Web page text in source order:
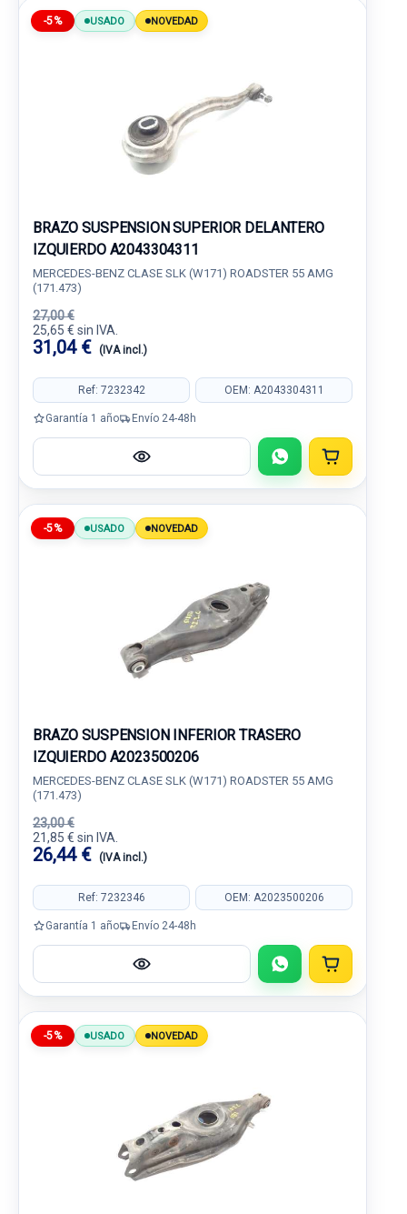
-5% USADO NOVEDAD
BRAZO SUSPENSION SUPERIOR DELANTERO
IZQUIERDO A2043304311
MERCEDES-BENZ CLASE SLK (W171) ROADSTER 55 AMG
(171.473)
27,00 €
25,65 € sin IVA.
31,04 € (IVA incl.)
Ref: 7232342 OEM: A2043304311
Garantía 1 año Envío 24-48h
-5% USADO NOVEDAD
BRAZO SUSPENSION INFERIOR TRASERO
IZQUIERDO A2023500206
MERCEDES-BENZ CLASE SLK (W171) ROADSTER 55 AMG
(171.473)
23,00 €
21,85 € sin IVA.
26,44 € (IVA incl.)
Ref: 7232346 OEM: A2023500206
Garantía 1 año Envío 24-48h
-5% USADO NOVEDAD